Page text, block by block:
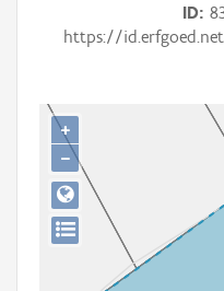
Gebeurtenis
Persoon of collectief
Downloads
ID
https://
+
−